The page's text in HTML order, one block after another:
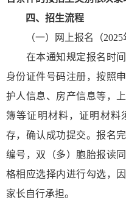
四、招生流程
（一）网上报名（2025年
在本通知规定报名时间
身份证件号码注册，按照
护人信息、房产信息等，
簿等证明材料，证明材料
存，确认成功提交。报名
编号，双（多）胞胎报读
格相应选择内进行勾选，
家长自行承担。